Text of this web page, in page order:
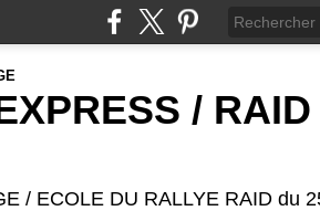
/
/ ECOLE DU RALLYE RAID du